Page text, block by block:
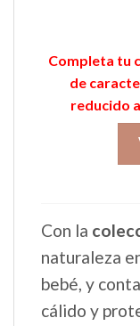
Completa tu
de
reducido
Con la
naturaleza
bebé, y
cálido y